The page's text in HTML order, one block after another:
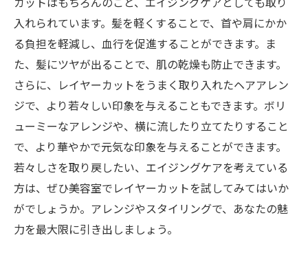
入れられています。髪を軽くすることで、首や肩にかか
る負担を軽減し、血行を促進することができます。ま
た、髪にツヤが出ることで、肌の乾燥も防止できます。
さらに、レイヤーカットをうまく取り入れたヘアアレン
ジで、より若々しい印象を与えることもできます。ボリ
ューミーなアレンジや、横に流したり立てたりすること
で、より華やかで元気な印象を与えることができます。
若々しさを取り戻したい、エイジングケアを考えている
方は、ぜひ美容室でレイヤーカットを試してみてはいか
がでしょうか。アレンジやスタイリングで、あなたの魅
力を最大限に引き出しましょう。